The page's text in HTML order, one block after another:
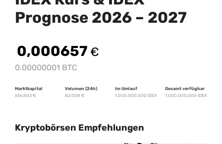
Prognose 2026 – 2027
0,000657 €
0.00000001 BTC
Marktkapital
656.803 €
Volumen (24h)
82.008 €
Im Umlauf
1.000.000.000 IDEX
Gesamt verfügbar
1.000.000.000 IDEX
Kryptobörsen Empfehlungen